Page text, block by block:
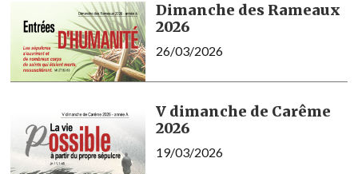
Dimanche des Rameaux
2026
26/03/2026
V dimanche de Carême
2026
19/03/2026